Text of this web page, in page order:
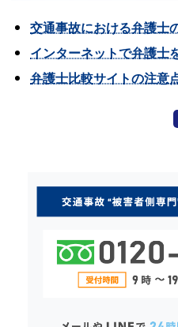
交通事故における弁護士
インターネットで弁護士
弁護士比較サイトの注意